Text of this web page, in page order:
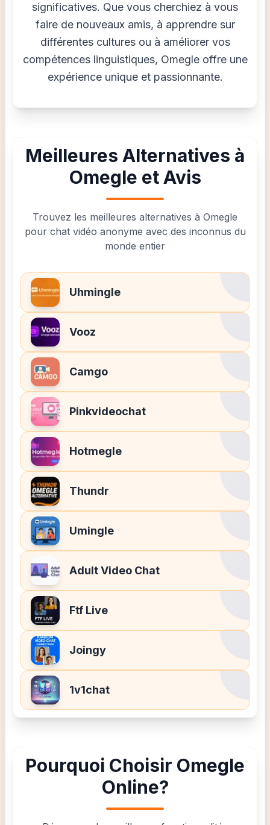
significatives. Que vous cherchiez à vous
faire de nouveaux amis, à apprendre sur
différentes cultures ou à améliorer vos
compétences linguistiques, Omegle offre une
expérience unique et passionnante.
Meilleures Alternatives à
Omegle et Avis
Trouvez les meilleures alternatives à Omegle
pour chat vidéo anonyme avec des inconnus du
monde entier
Uhmingle
Vooz
Camgo
Pinkvideochat
Hotmegle
Thundr
Umingle
Adult Video Chat
Ftf Live
Joingy
1v1chat
Pourquoi Choisir Omegle
Online?